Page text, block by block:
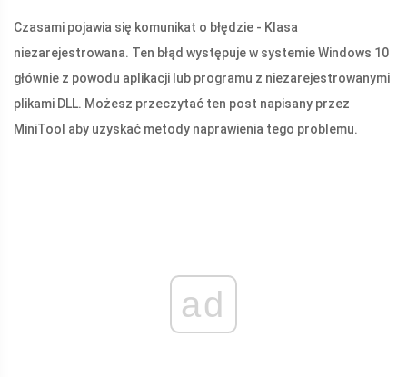
Czasami pojawia się komunikat o błędzie - Klasa
niezarejestrowana. Ten błąd występuje w systemie Windows 10
głównie z powodu aplikacji lub programu z niezarejestrowanymi
plikami DLL. Możesz przeczytać ten post napisany przez
MiniTool aby uzyskać metody naprawienia tego problemu.
ad